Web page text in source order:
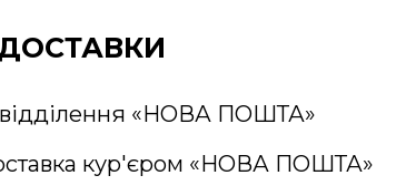
відділення «НОВА ПОШТА»
кур'єром «НОВА ПОШТА»